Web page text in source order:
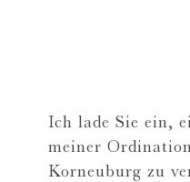
Ich lade Sie ein,
meiner
Korneuburg zu